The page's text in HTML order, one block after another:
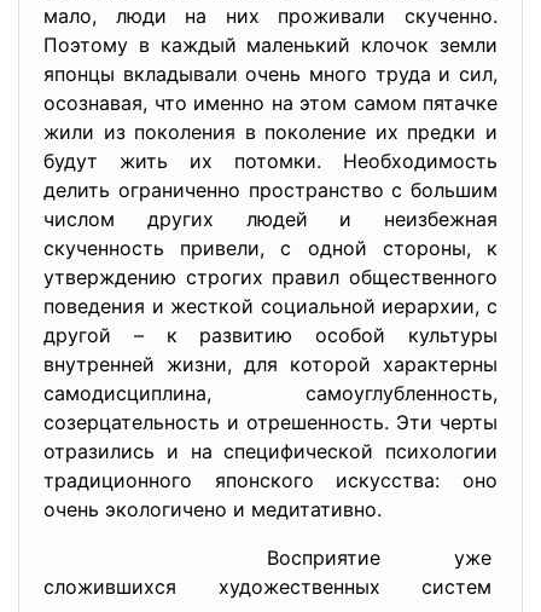
мало, люди на них проживали скученно.
Поэтому в каждый маленький клочок земли
японцы вкладывали очень много труда и сил,
осознавая, что именно на этом самом пятачке
жили из поколения в поколение их предки и
будут жить их потомки. Необходимость
делить ограниченно пространство с большим
числом других людей и неизбежная
скученность привели, с одной стороны, к
утверждению строгих правил общественного
поведения и жесткой социальной иерархии, с
другой – к развитию особой культуры
внутренней жизни, для которой характерны
самодисциплина, самоуглубленность,
созерцательность и отрешенность. Эти черты
отразились и на специфической психологии
традиционного японского искусства: оно
очень экологичено и медитативно.
Восприятие уже
сложившихся художественных систем